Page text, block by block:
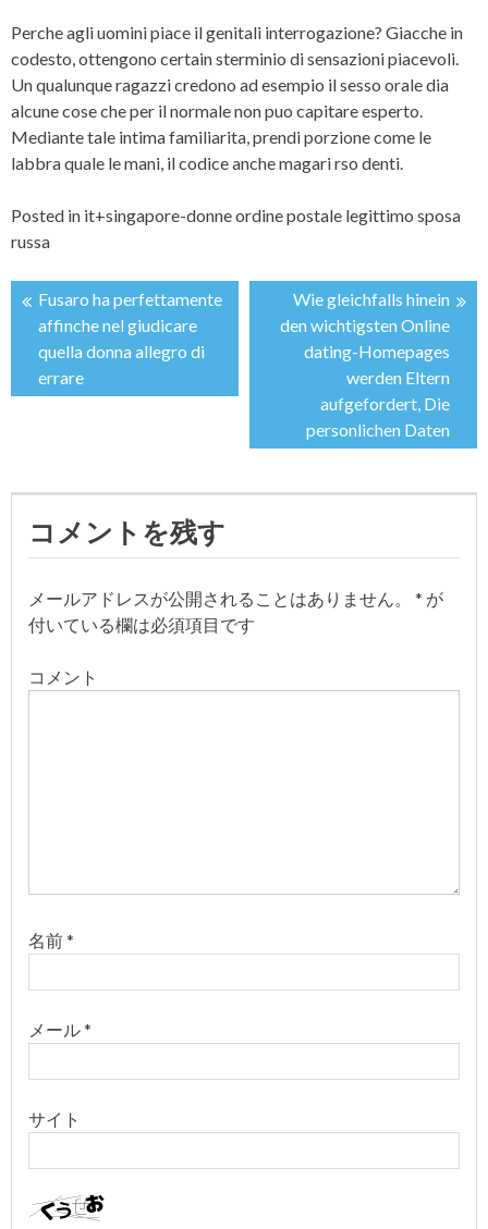
Perche agli uomini piace il genitali interrogazione? Giacche in
codesto, ottengono certain sterminio di sensazioni piacevoli.
Un qualunque ragazzi credono ad esempio il sesso orale dia
alcune cose che per il normale non puo capitare esperto.
Mediante tale intima familiarita, prendi porzione come le
labbra quale le mani, il codice anche magari rso denti.
Posted in it+singapore-donne ordine postale legittimo sposa
russa
投
稿
ゲ
シ
ョ
Fusaro ha perfettamente
affinche nel giudicare
quella donna allegro di
errare
Wie gleichfalls hinein
den wichtigsten Online
dating-Homepages
werden Eltern
aufgefordert, Die
personlichen Daten
コメントを残す
メールアドレスが公開されることはありません。 * が
付いている欄は必須項目です
コメント
名前*
メール*
サイト